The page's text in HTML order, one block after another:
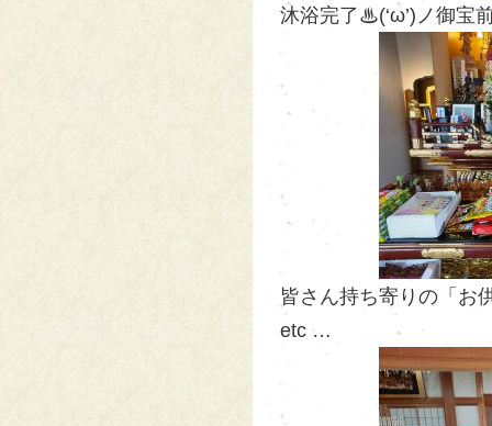
沐浴完了♨(‘ω’)ノ御宝
皆さん持ち寄りの「お
etc …